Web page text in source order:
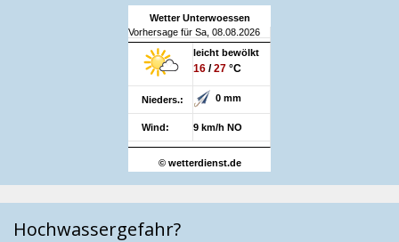
Wetter Unterwoessen
Vorhersage für Sa, 08.08.2026
leicht bewölkt
16 /27 °C
Nieders.: 0 mm
Wind: 9 km/h NO
© wetterdienst.de
Hochwassergefahr?